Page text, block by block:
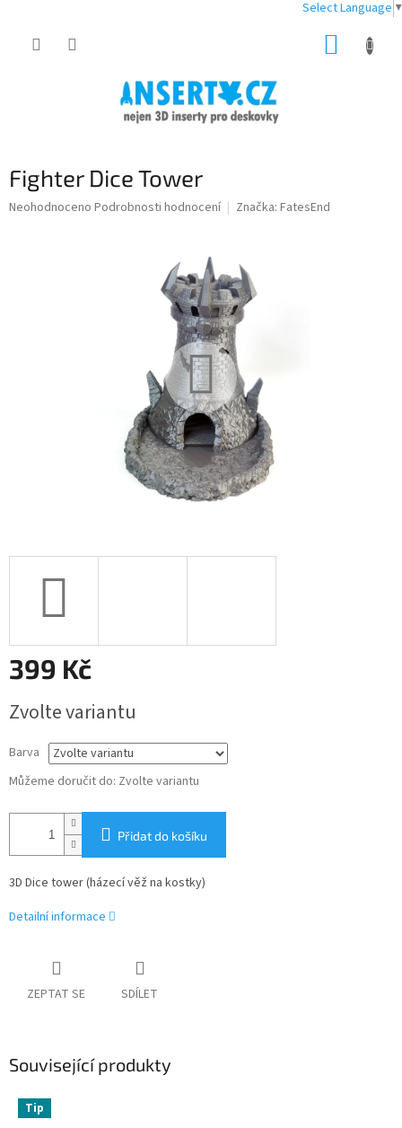
Select Language ▼
Fighter Dice Tower
Průměrné
Neohodnoceno Podrobnosti hodnocení Značka: FatesEnd
399 Kč
cena:
Zvolte variantu
Barva
Můžeme doručit do: Zvolte variantu
Přidat do košíku
3D Dice tower (házecí věž na kostky)
Detailní informace
ZEPTAT SE SDÍLET
Související produkty
Tip